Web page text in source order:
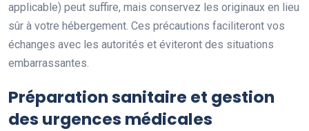
applicable) peut suffire, mais conservez les originaux en lieu
sûr à votre hébergement. Ces précautions faciliteront vos
échanges avec les autorités et éviteront des situations
embarrassantes.
Préparation sanitaire et gestion
des urgences médicales